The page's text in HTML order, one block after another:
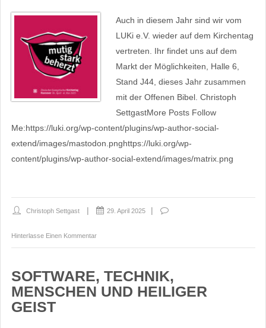
Auch in diesem Jahr sind wir vom
LUKi e.V. wieder auf dem Kirchentag
vertreten. Ihr findet uns auf dem
Markt der Möglichkeiten, Halle 6,
Stand J44, dieses Jahr zusammen
mit der Offenen Bibel. Christoph
SettgastMore Posts Follow
Me:https://luki.org/wp-content/plugins/wp-author-social-
extend/images/mastodon.pnghttps://luki.org/wp-
content/plugins/wp-author-social-extend/images/matrix.png
Christoph Settgast 29. April 2025
Hinterlasse Einen Kommentar
SOFTWARE, TECHNIK,
MENSCHEN UND HEILIGER
GEIST